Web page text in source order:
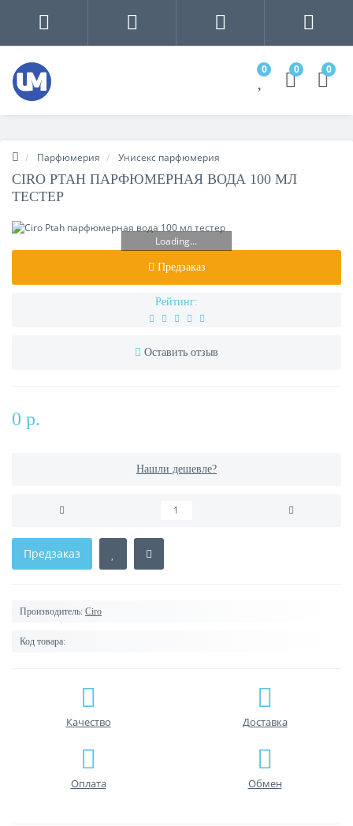
0 0 0
Парфюмерия Унисекс парфюмерия
CIRO PTAH ПАРФЮМЕРНАЯ ВОДА 100 МЛ
ТЕСТЕР
Loading...
Предзаказ
Рейтинг:
Оставить отзыв
0 р.
Нашли дешевле?
Предзаказ
Производитель: Ciro
Код товара:
Качество Доставка
Оплата Обмен